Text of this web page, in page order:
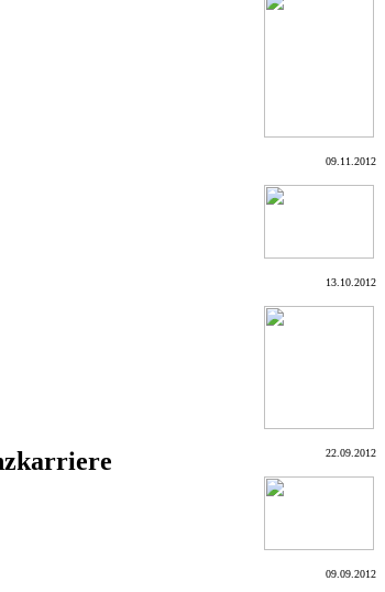
09.11.2012
13.10.2012
22.09.2012
09.09.2012